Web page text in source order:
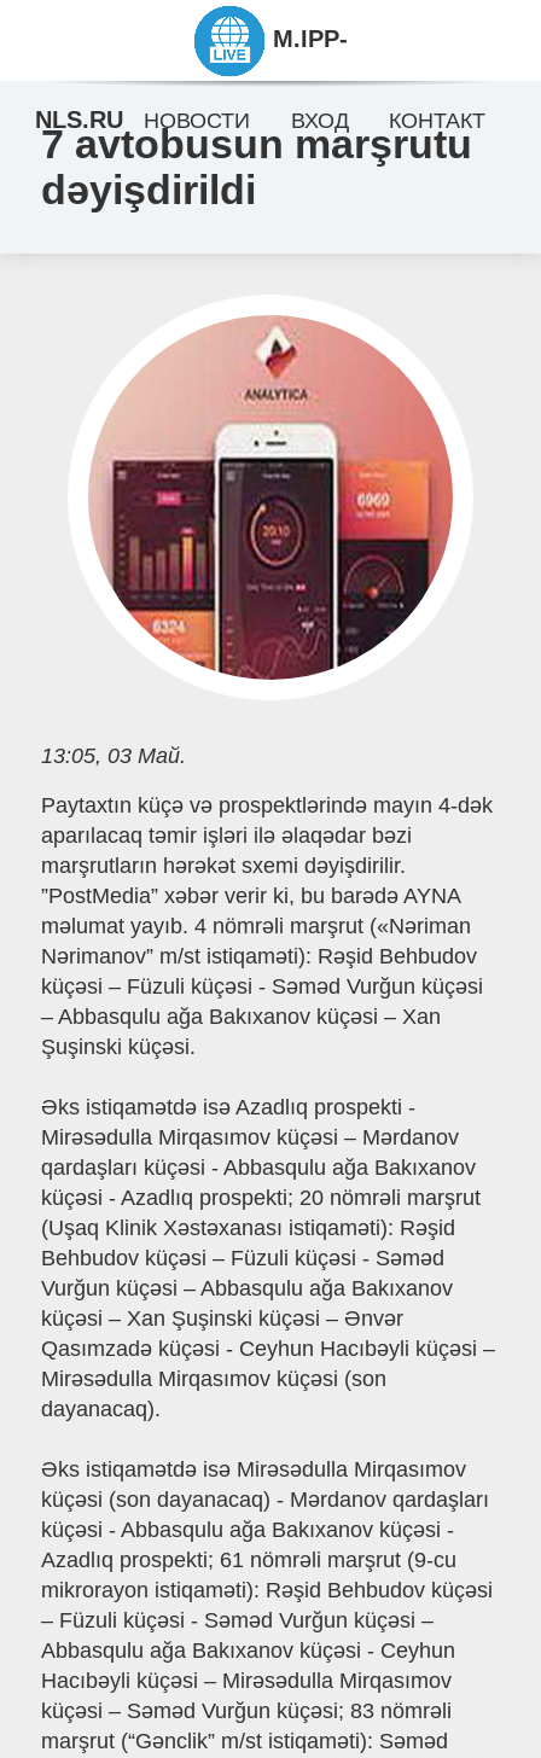
7 avtobusun marşrutu
dəyişdirildi
13:05, 03 Май.
Paytaxtın küçə və prospektlərində mayın 4-dək
aparılacaq təmir işləri ilə əlaqədar bəzi
marşrutların hərəkət sxemi dəyişdirilir.
”PostMedia” xəbər verir ki, bu barədə AYNA
məlumat yayıb. 4 nömrəli marşrut («Nəriman
Nərimanov” m/st istiqaməti): Rəşid Behbudov
küçəsi – Füzuli küçəsi - Səməd Vurğun küçəsi
– Abbasqulu ağa Bakıxanov küçəsi – Xan
Şuşinski küçəsi.
Əks istiqamətdə isə Azadlıq prospekti -
Mirəsədulla Mirqasımov küçəsi – Mərdanov
qardaşları küçəsi - Abbasqulu ağa Bakıxanov
küçəsi - Azadlıq prospekti; 20 nömrəli marşrut
(Uşaq Klinik Xəstəxanası istiqaməti): Rəşid
Behbudov küçəsi – Füzuli küçəsi - Səməd
Vurğun küçəsi – Abbasqulu ağa Bakıxanov
küçəsi – Xan Şuşinski küçəsi – Ənvər
Qasımzadə küçəsi - Ceyhun Hacıbəyli küçəsi –
Mirəsədulla Mirqasımov küçəsi (son
dayanacaq).
Əks istiqamətdə isə Mirəsədulla Mirqasımov
küçəsi (son dayanacaq) - Mərdanov qardaşları
küçəsi - Abbasqulu ağa Bakıxanov küçəsi -
Azadlıq prospekti; 61 nömrəli marşrut (9-cu
mikrorayon istiqaməti): Rəşid Behbudov küçəsi
– Füzuli küçəsi - Səməd Vurğun küçəsi –
Abbasqulu ağa Bakıxanov küçəsi - Ceyhun
Hacıbəyli küçəsi – Mirəsədulla Mirqasımov
küçəsi – Səməd Vurğun küçəsi; 83 nömrəli
marşrut (“Gənclik” m/st istiqaməti): Səməd
M.IPP-
NLS.RU НОВОСТИ ВХОД КОНТАКТ